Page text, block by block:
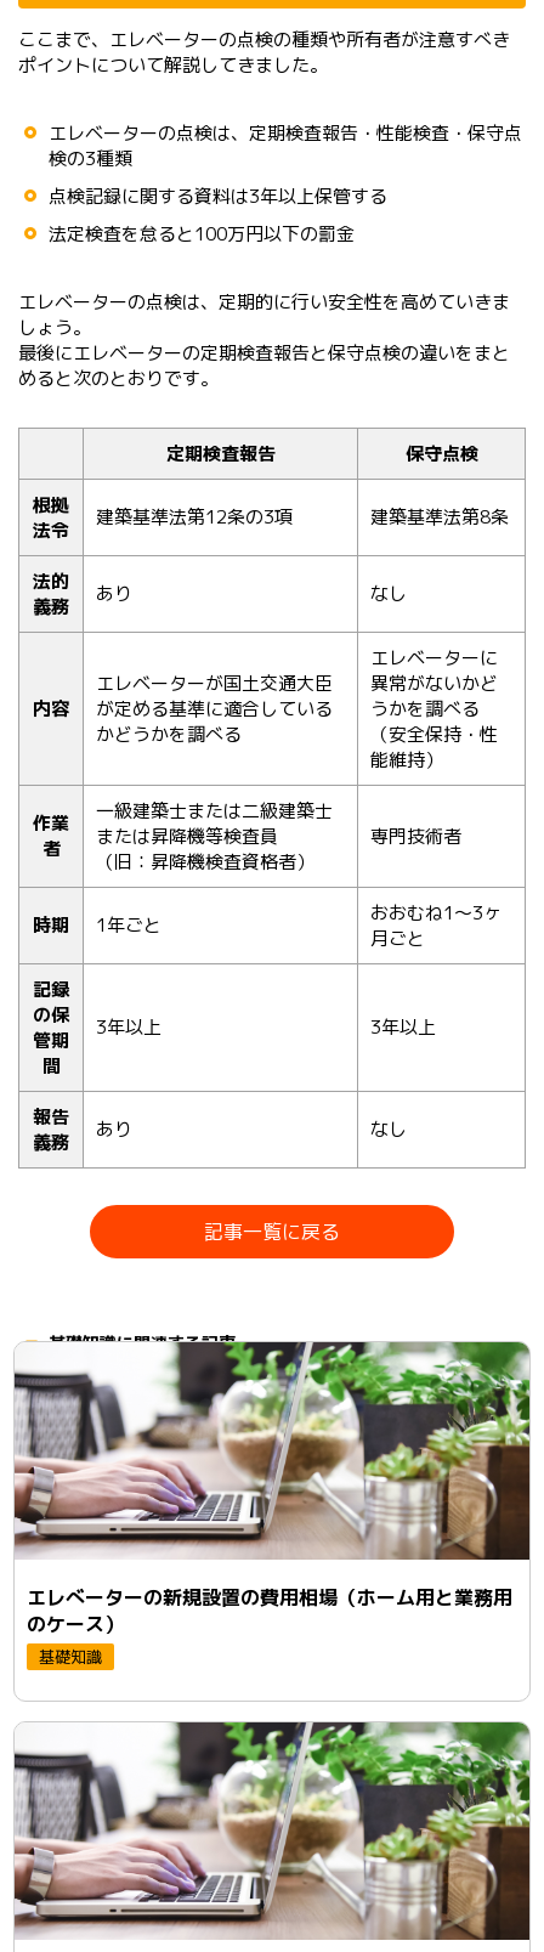
ここまで、エレベーターの点検の種類や所有者が注意すべき
ポイントについて解説してきました。
エレベーターの点検は、定期検査報告・性能検査・保守点
検の3種類
点検記録に関する資料は3年以上保管する
法定検査を怠ると100万円以下の罰金
エレベーターの点検は、定期的に行い安全性を高めていきま
しょう。
最後にエレベーターの定期検査報告と保守点検の違いをまと
めると次のとおりです。
定期検査報告
保守点検
根拠
法令
建築基準法第12条の3項 建築基準法第8条
法的
義務
あり なし
内容
エレベーターが国土交通大臣
が定める基準に適合している
かどうかを調べる
エレベーターに
異常がないかど
うかを調べる
（安全保持・性
能維持）
作業
者
一級建築士または二級建築士
または昇降機等検査員
（旧：昇降機検査資格者）
専門技術者
時期 1年ごと
おおむね1～3ヶ
月ごと
記録
の保
管期
間
3年以上 3年以上
報告
義務
あり なし
記事一覧に戻る
基礎知識に関連する記事
エレべーターの新規設置の費用相場（ホーム用と業務用
のケース）
基礎知識